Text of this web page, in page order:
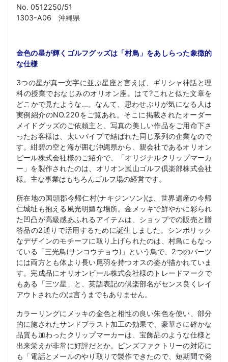
No. 0512250/51
1303-A06 沖縄県
金色の星が輝くゴルフグッズは「村鳥」をあしらった象徴的
な仕様
3つの星が真一文字に並ぶ星座と言えば、ギリシャ神話と理
科の授業でおなじみのオリオン座。はて?これと似た文章を
どこかで見たような…。なんて、思わせぶりが気になる人は
実例紹介のNO.220をご覧あれ。そこに掲載されたオーダー
メイドグッズのご依頼主と、写真の美しい作品をご用命下さ
ったお客様は、太いパイプで結ばれた同じ系列の企業なので
す。紺碧の空と海が囲む沖縄県から、親会社であるオリオン
ビール株式会社様のご紹介で、「オリジナルクリップマーカ
ー」を製作されたのは、オリオン嵐山ゴルフ倶楽部株式会社
様。主な事業はもちろんゴルフ場の経営です。
所在地の国頭郡今帰仁村(ナキジンソン)は、世界遺産の今帰
仁城址も抱える風光明媚な場所。金メッキで鮮やかに彩られ
た凹凸が高級感あふれるアイテムは、ショップでの販売と贈
答品の2通りで活用するために誕生しました。シンボリック
なデザインのモチーフに取り上げられたのは、村鳥にもなっ
ている「三光鳥(サンコウチョウ)」という鳥で、2つのパーツ
には両方とも体より長い尾羽を持つオスの姿が描かれていま
す。完成品にオリオンビール株式会社様のトレードマークで
もある「三ツ星」と、英語表記の倶楽部名がセンス良くレイ
アウトされたのは言うまでもありません。
カラーリングにメッキの金色と相性の良い朱色を使い、部分
的に施されたサンドブラスト加工の効果で、豪華さに確かな
品質も加わったクリップマーカーは、宝飾品のような仕様と
出来栄えが非常に好評だとか。ピンズファクトリーの対応に
も「電話とメールのやり取りで製作できたので、短期間で発